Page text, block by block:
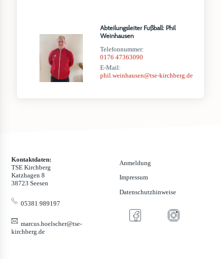
Abteilungsleiter Fußball: Phil
Weinhausen
Telefonnummer:
0176 47363090
E-Mail:
phil.weinhausen@tse-kirchberg.de
Kontaktdaten:
TSE Kirchberg
Katzhagen 8
38723 Seesen
05381 989197
marcus.hoelscher@tse-
kirchberg.de
Anmeldung
Impressum
Datenschutzhinweise